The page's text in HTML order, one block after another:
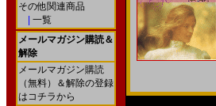
その他関連商品
一覧
メールマガジン購読＆
解除
メールマガジン購読
（無料）＆解除の登録
はコチラから